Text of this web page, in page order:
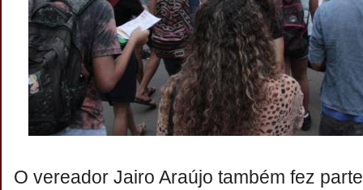
O vereador Jairo Araújo também fez